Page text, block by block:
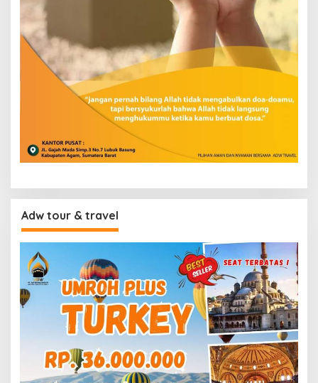
Adw tour & travel